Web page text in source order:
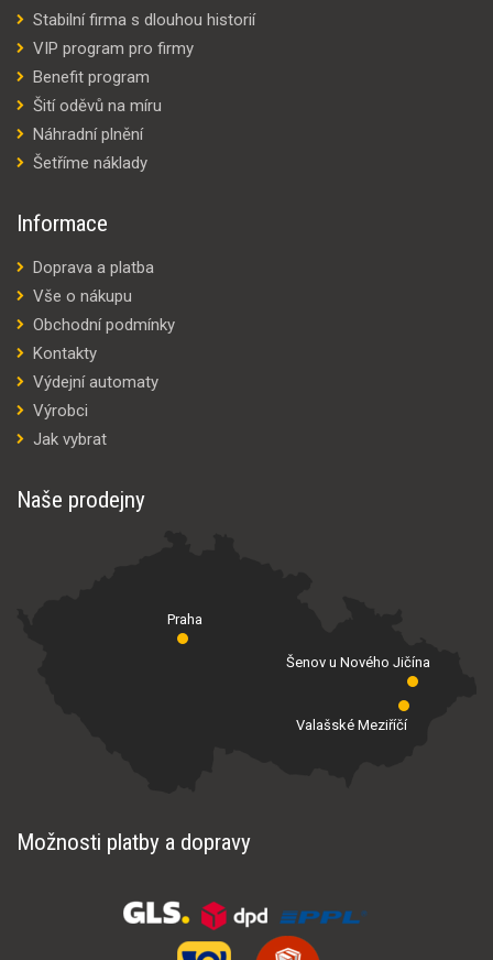
Stabilní firma s dlouhou historií
VIP program pro firmy
Benefit program
Šití oděvů na míru
Náhradní plnění
Šetříme náklady
Informace
Doprava a platba
Vše o nákupu
Obchodní podmínky
Kontakty
Výdejní automaty
Výrobci
Jak vybrat
Naše prodejny
Praha
Valašské Meziříčí
Šenov u Nového Jičína
Možnosti platby a dopravy